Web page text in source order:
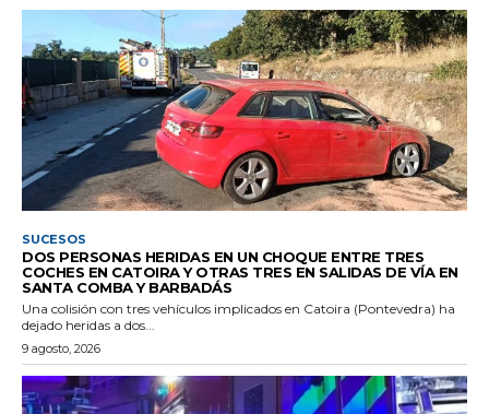
SUCESOS
DOS PERSONAS HERIDAS EN UN CHOQUE ENTRE TRES
COCHES EN CATOIRA Y OTRAS TRES EN SALIDAS DE VÍA EN
SANTA COMBA Y BARBADÁS
Una colisión con tres vehículos implicados en Catoira (Pontevedra) ha
dejado heridas a dos...
9 agosto, 2026